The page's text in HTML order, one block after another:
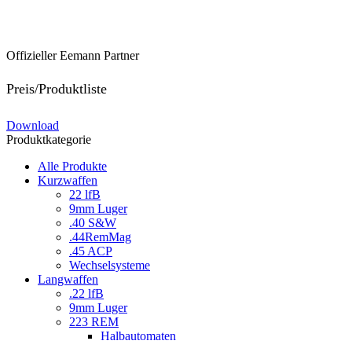
Offizieller Eemann Partner
Preis/Produktliste
Download
Produktkategorie
Alle Produkte
Kurzwaffen
22 lfB
9mm Luger
.40 S&W
.44RemMag
.45 ACP
Wechselsysteme
Langwaffen
.22 lfB
9mm Luger
223 REM
Halbautomaten